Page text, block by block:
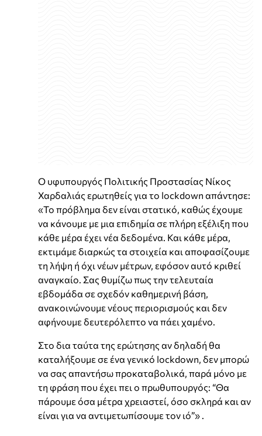
Ο υφυπουργός Πολιτικής Προστασίας Νίκος
Χαρδαλιάς ερωτηθείς για το lockdown απάντησε:
«Το πρόβλημα δεν είναι στατικό, καθώς έχουμε
να κάνουμε με μια επιδημία σε πλήρη εξέλιξη που
κάθε μέρα έχει νέα δεδομένα. Και κάθε μέρα,
εκτιμάμε διαρκώς τα στοιχεία και αποφασίζουμε
τη λήψη ή όχι νέων μέτρων, εφόσον αυτό κριθεί
αναγκαίο. Σας θυμίζω πως την τελευταία
εβδομάδα σε σχεδόν καθημερινή βάση,
ανακοινώνουμε νέους περιορισμούς και δεν
αφήνουμε δευτερόλεπτο να πάει χαμένο.
Στο δια ταύτα της ερώτησης αν δηλαδή θα
καταλήξουμε σε ένα γενικό lockdown, δεν μπορώ
να σας απαντήσω προκαταβολικά, παρά μόνο με
τη φράση που έχει πει ο πρωθυπουργός: “Θα
πάρουμε όσα μέτρα χρειαστεί, όσο σκληρά και αν
είναι για να αντιμετωπίσουμε τον ιό”» .